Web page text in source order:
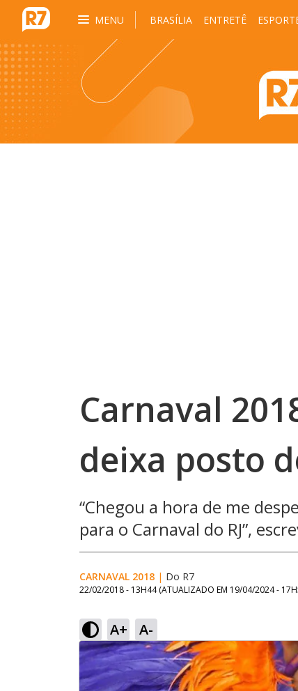
MENU BRASÍLIA ENTRETÊ
Carnaval
deixa posto
“Chegou a hora de me
para o Carnaval do RJ”,
CARNAVAL 2018 | Do R7
22/02/2018 - 13H44 (ATUALIZADO EM 19/04/2024 -
A+ A-